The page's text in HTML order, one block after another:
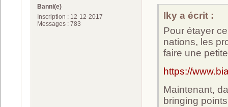
Banni(e)
Inscription : 12-12-2017
Messages : 783
Iky a écrit :
Pour étayer
nations, les
faire une
https://
Maintenant,
bringing